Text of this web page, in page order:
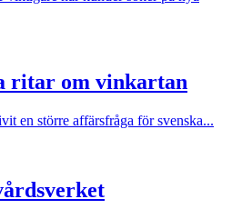
ritar om vinkartan
en större affärsfråga för svenska...